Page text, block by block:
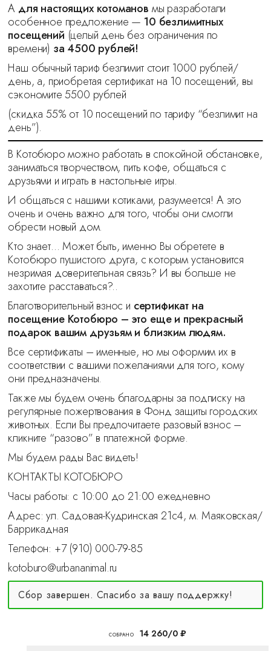
А для настоящих котоманов мы разработали
особенное предложение — 10 безлимитных
посещений (целый день без ограничения по
времени) за 4500 рублей!
Наш обычный тариф безлимит стоит 1000 рублей/
день, а, приобретая сертификат на 10 посещений, вы
сэкономите 5500 рублей
(скидка 55% от 10 посещений по тарифу “безлимит на
день”).
В Котобюро можно работать в спокойной обстановке,
заниматься творчеством, пить кофе, общаться с
друзьями и играть в настольные игры.
И общаться с нашими котиками, разумеется! А это
очень и очень важно для того, чтобы они смогли
обрести новый дом.
Кто знает… Может быть, именно Вы обретете в
Котобюро пушистого друга, с которым установится
незримая доверительная связь? И вы больше не
захотите расставаться?..
Благотворительный взнос и сертификат на
посещение Котобюро – это еще и прекрасный
подарок вашим друзьям и близким людям.
Все сертификаты – именные, но мы оформим их в
соответствии с вашими пожеланиями для того, кому
они предназначены.
Также мы будем очень благодарны за подписку на
регулярные пожертвования в Фонд защиты городских
животных. Если Вы предпочитаете разовый взнос –
кликните “разово” в платежной форме.
Мы будем рады Вас видеть!
КОНТАКТЫ КОТОБЮРО
Часы работы: с 10:00 до 21:00 ежедневно
Адрес: ул. Садовая-Кудринская 21с4, м. Маяковская/
Баррикадная
Телефон: +7 (910) 000-79-85
kotoburo@urbananimal.ru
Сбор завершен. Спасибо за вашу поддержку!
CОБРАНО 14 260/0 ₽